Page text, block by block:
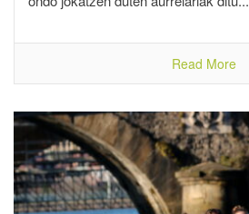
Read More